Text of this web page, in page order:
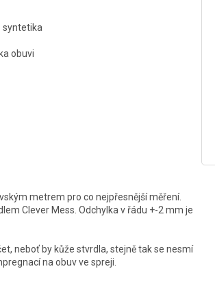
syntetika
metrem pro co nejpřesnější měření.
Clever Mess. Odchylka v řádu +-2 mm je
neboť by kůže stvrdla, stejně tak se nesmí
na obuv ve spreji.